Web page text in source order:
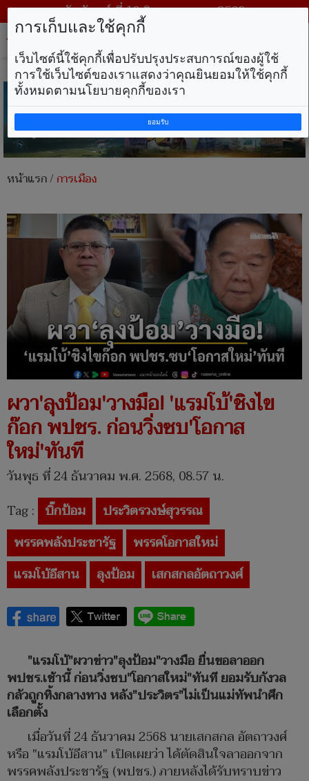
วันจันทร์ ที่ 10 สิงหาคม พ.ศ. 2569
หน้าแรก/การเมือง
ผวา'ลุงป้อม'วางมือ! 'แรมโบ้'ชิงไข
ก๊อก พปชร. ก่อนวิ่งซบ'โอกาส
ใหม่'ทันที
วันพุธ ที่ 24 ธันวาคม พ.ศ. 2568, 08.57 น.
Tag : บิ๊กป้อม
ประวิตรวงษ์สุวรรณ
พรรคพลังประชารัฐ
พรรคโอกาสใหม่
แรมโบ้อีสาน
ลุงป้อม เสกสกลอัตถาวงศ์
"แรมโบ้"ผวาข่าว"ลุงป้อม"วางมือ ยื่นขอลาออก
พปชร.เช้านี้ ก่อนวิ่งซบ"โอกาสใหม่"ทันที ยอมรับกังวล
กลัวถูกทิ้งกลางทาง หลัง"ประวิตร"ไม่เป็นแม่ทัพนำศึก
เลือกตั้ง
เมื่อวันที่ 24 ธันวาคม 2568 นายเสกสกล อัตถาวงศ์
หรือ "แรมโบ้อีสาน" เปิดเผยว่า ได้ตัดสินใจลาออกจาก
พรรคพลังประชารัฐ (พปชร.) ภายหลังได้รับทราบข่าว
การเก็บและใช้คุกกี้
เว็บไซต์นี้ใช้คุกกี้เพื่อปรับปรุงประสบการณ์ของผู้ใช้
การใช้เว็บไซต์ของเราแสดงว่าคุณยินยอมให้ใช้คุกกี้
ทั้งหมดตามนโยบายคุกกี้ของเรา
ยอมรับ